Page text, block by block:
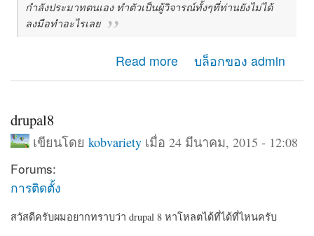
กำลังประมาทตนเอง ทำตัวเป็นผู้วิจารณ์ทั้งๆที่ท่านยังไม่ได้
ลงมือทำอะไรเลย
Read more
about ข้อคิดดีๆ จากความล้มเหลวสู่ความสำเร็จ
บล็อกของ admin
drupal8
เขียนโดย kobvarietyเมื่อ 24 มีนาคม, 2015 - 12:08
Forums:
การติดตั้ง
สวัสดีครับผมอยากทราบว่า drupal 8 หาโหลตได้ที่ได้ที่ไหนครับ